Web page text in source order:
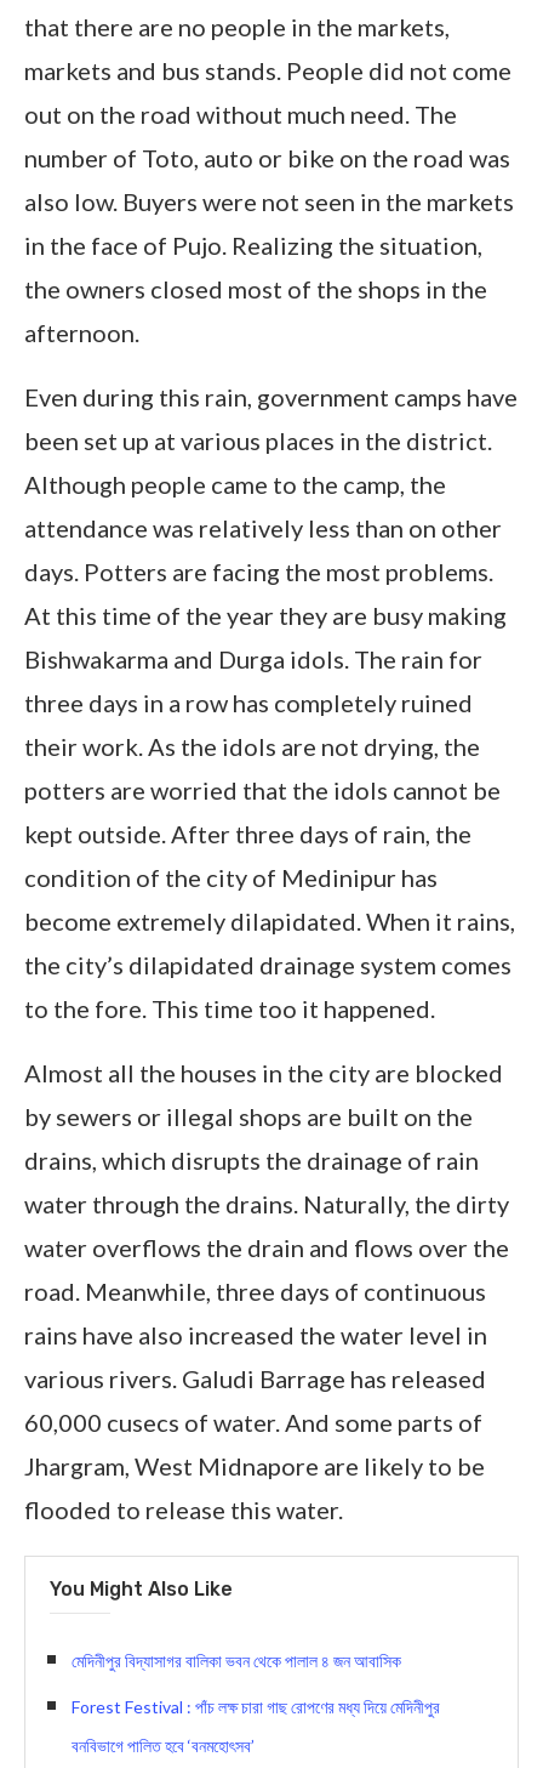
that there are no people in the markets,
markets and bus stands. People did not come
out on the road without much need. The
number of Toto, auto or bike on the road was
also low. Buyers were not seen in the markets
in the face of Pujo. Realizing the situation,
the owners closed most of the shops in the
afternoon.
Even during this rain, government camps have
been set up at various places in the district.
Although people came to the camp, the
attendance was relatively less than on other
days. Potters are facing the most problems.
At this time of the year they are busy making
Bishwakarma and Durga idols. The rain for
three days in a row has completely ruined
their work. As the idols are not drying, the
potters are worried that the idols cannot be
kept outside. After three days of rain, the
condition of the city of Medinipur has
become extremely dilapidated. When it rains,
the city’s dilapidated drainage system comes
to the fore. This time too it happened.
Almost all the houses in the city are blocked
by sewers or illegal shops are built on the
drains, which disrupts the drainage of rain
water through the drains. Naturally, the dirty
water overflows the drain and flows over the
road. Meanwhile, three days of continuous
rains have also increased the water level in
various rivers. Galudi Barrage has released
60,000 cusecs of water. And some parts of
Jhargram, West Midnapore are likely to be
flooded to release this water.
You Might Also Like
মেদিনীপুর বিদ্যাসাগর বালিকা ভবন থেকে পালাল ৪ জন আবাসিক
Forest Festival : পাঁচ লক্ষ চারা গাছ রোপণের মধ্য দিয়ে মেদিনীপুর
বনবিভাগে পালিত হবে ‘বনমহোৎসব’